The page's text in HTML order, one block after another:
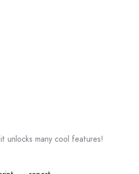
unlocks many cool features!